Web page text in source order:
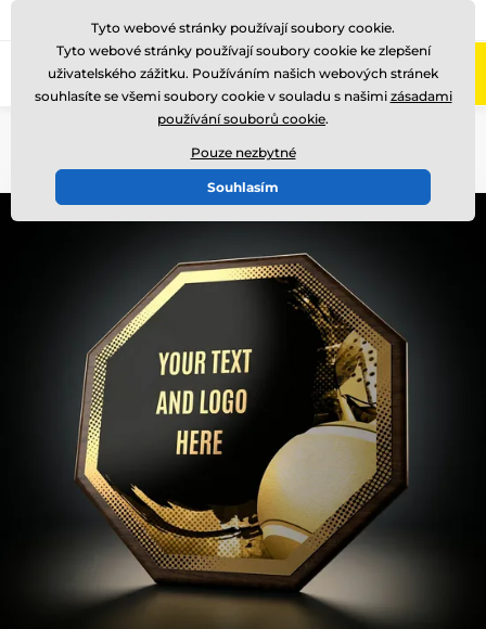
Zavolejte nám (Po-Pá 8-17)
Tyto webové stránky používají soubory cookie.
Tyto webové stránky používají soubory cookie ke zlepšení
uživatelského zážitku. Používáním našich webových stránek
souhlasíte se všemi soubory cookie v souladu s našimi zásadami
používání souborů cookie.
Pouze nezbytné
Souhlasím